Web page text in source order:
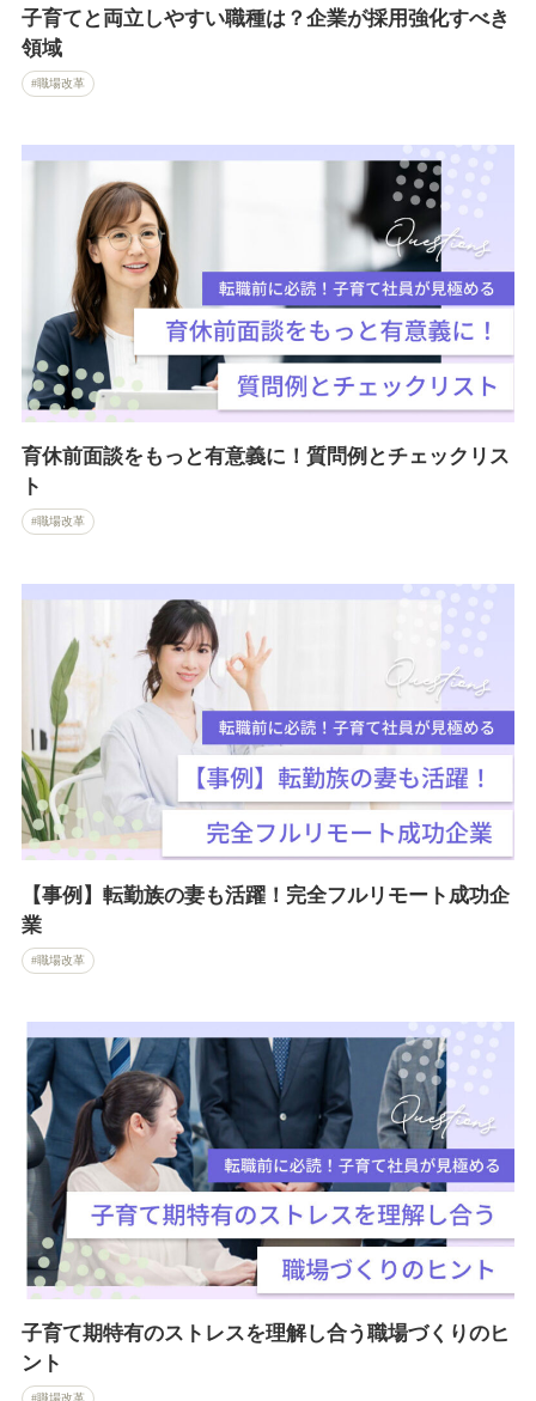
子育てと両立しやすい職種は？企業が採用強化すべき
領域
職場改革
育休前面談をもっと有意義に！質問例とチェックリス
ト
職場改革
【事例】転勤族の妻も活躍！完全フルリモート成功企
業
職場改革
子育て期特有のストレスを理解し合う職場づくりのヒ
ント
職場改革